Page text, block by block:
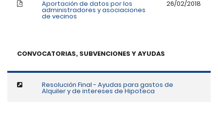
Aportación de datos por los
administradores y asociaciones
de vecinos
26/02/2018
CONVOCATORIAS, SUBVENCIONES Y AYUDAS
Resolución Final - Ayudas para gastos de
Alquiler y de intereses de Hipoteca